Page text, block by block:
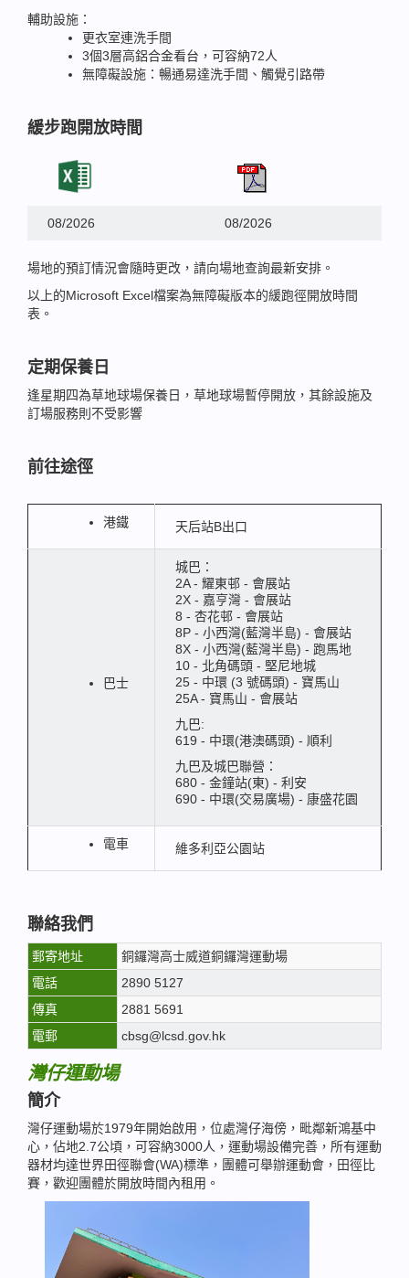
輔助設施：
更衣室連洗手間
3個3層高鋁合金看台，可容納72人
無障礙設施：暢通易達洗手間、觸覺引路帶
緩步跑開放時間
08/2026 08/2026
場地的預訂情況會隨時更改，請向場地查詢最新安排。
以上的Microsoft Excel檔案為無障礙版本的緩跑徑開放時間
表。
定期保養日
逢星期四為草地球場保養日，草地球場暫停開放，其餘設施及
訂場服務則不受影響
前往途徑
港鐵 天后站B出口
巴士
城巴：
2A - 耀東邨 - 會展站
2X - 嘉亨灣 - 會展站
8 - 杏花邨 - 會展站
8P - 小西灣(藍灣半島) - 會展站
8X - 小西灣(藍灣半島) - 跑馬地
10 - 北角碼頭 - 堅尼地城
25 - 中環 (3 號碼頭) - 寶馬山
25A - 寶馬山 - 會展站
九巴:
619 - 中環(港澳碼頭) - 順利
九巴及城巴聯營：
680 - 金鐘站(東) - 利安
690 - 中環(交易廣場) - 康盛花園
電車 維多利亞公園站
聯絡我們
郵寄地址
銅鑼灣高士威道銅鑼灣運動場
電話
2890 5127
傳真
2881 5691
電郵
cbsg@lcsd.gov.hk
灣仔運動場
簡介
灣仔運動場於1979年開始啟用，位處灣仔海傍，毗鄰新鴻基中
心，佔地2.7公頃，可容納3000人，運動場設備完善，所有運動
器材均達世界田徑聯會(WA)標準，團體可舉辦運動會，田徑比
賽，歡迎團體於開放時間內租用。